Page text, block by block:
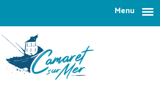
Menu